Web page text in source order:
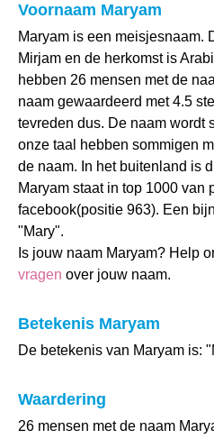
Voornaam Maryam
Maryam is een meisjesnaam.
Mirjam en de herkomst is
hebben 26 mensen met de
naam gewaardeerd met 4.5
tevreden dus. De naam wordt
onze taal hebben sommigen
de naam. In het buitenland is
Maryam staat in top 1000 van
facebook(positie 963). Een
"Mary".
Is jouw naam Maryam? Help
vragen over jouw naam.
Betekenis Maryam
De betekenis van Maryam is:
Waardering
26 mensen met de naam